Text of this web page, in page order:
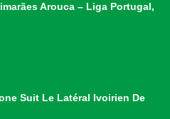
Arouca – Liga Portugal,
Suit Le Latéral Ivoirien De